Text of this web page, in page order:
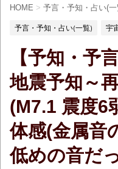
HOME > 予言・予知・占い(
予言・予知・占い(一覧) 宇
【予知・予
地震予知～
(M7.1 震度6
体感(金属音
低めの音だ